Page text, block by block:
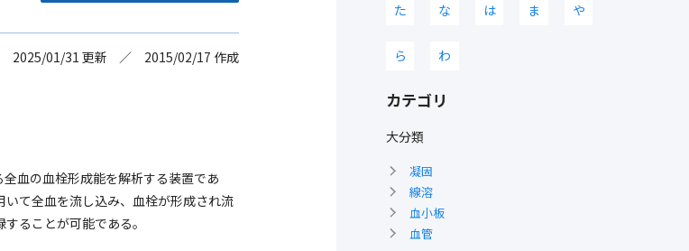
2025/01/31 更新 2015/02/17 作成
血の血栓形成能を解析する装置であ
て全血を流し込み、血栓が形成され流
ることが可能である。
た な は ま や
ら わ
カテゴリ
大分類
凝固
線溶
血小板
血管